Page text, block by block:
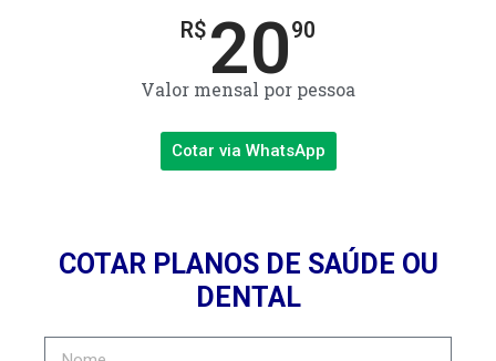
R$ 2090
Valor mensal por pessoa
Cotar via WhatsApp
COTAR PLANOS DE SAÚDE OU
DENTAL